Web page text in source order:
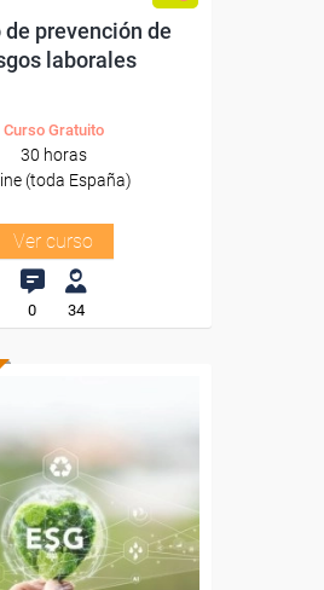
de prevención de
laborales
Curso Gratuito
30 horas
(toda España)
Ver curso
0 34
100%
desempleados,
y autónomos.